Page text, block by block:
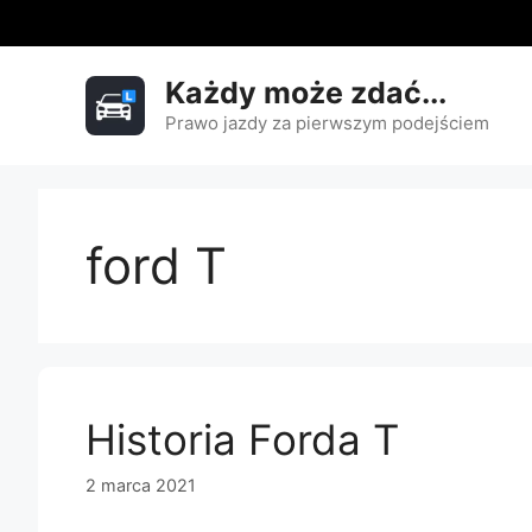
do
Każdy może zdać...
Prawo jazdy za pierwszym podejściem
ford T
Historia Forda T
2 marca 2021